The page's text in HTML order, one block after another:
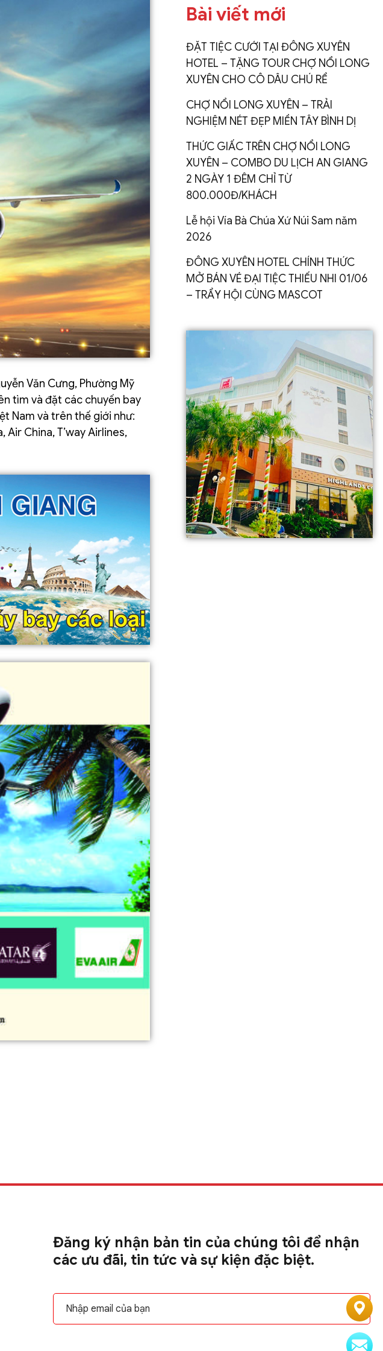
Văn Cưng, Phường Mỹ
tìm và đặt các chuyến bay
Nam và trên thế giới như:
China, T’way Airlines,
Bài viết mới
ĐẶT TIỆC CƯỚI TẠI ĐÔNG XUYÊN
HOTEL – TẶNG TOUR CHỢ NỔI LONG
XUYÊN CHO CÔ DÂU CHÚ RỂ
CHỢ NỔI LONG XUYÊN – TRẢI
NGHIỆM NÉT ĐẸP MIỀN TÂY BÌNH DỊ
THỨC GIẤC TRÊN CHỢ NỔI LONG
XUYÊN – COMBO DU LỊCH AN GIANG
2 NGÀY 1 ĐÊM CHỈ TỪ
800.000Đ/KHÁCH
Lễ hội Vía Bà Chúa Xứ Núi Sam năm
2026
ĐÔNG XUYÊN HOTEL CHÍNH THỨC
MỞ BÁN VÉ ĐẠI TIỆC THIẾU NHI 01/06
– TRẨY HỘI CÙNG MASCOT
Đăng ký nhận bản tin của chúng tôi để nhận
các ưu đãi, tin tức và sự kiện đặc biệt.